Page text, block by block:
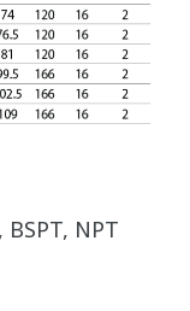
NPT